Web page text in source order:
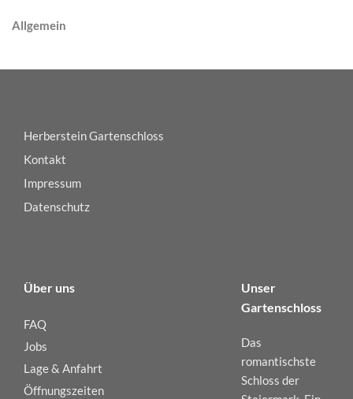
Allgemein
Herberstein Gartenschloss
Kontakt
Impressum
Datenschutz
Über uns
FAQ
Jobs
Lage & Anfahrt
Öffnungszeiten
Unser
Gartenschloss
Das
romantischste
Schloss der